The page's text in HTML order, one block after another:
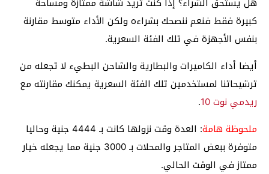
كبيرة فقط فنعم ننصحك بشراءه ولكن الأداء متوسط مقارنة
بنفس الأجهزة في تلك الفئة السعرية.
أيضا أداء الكاميرات والبطارية والشاحن البطيء لا تجعله من
ترشيحاتنا لمستخدمين تلك الفئة السعرية يمكنك مقارنته مع
ريدمي نوت 10
.
ملحوظة هامة
: العدة وقت نزولها كانت بـ 4444 جنية وحاليا
متوفرة ببعض المتاجر والمحلات بـ 3000 جنية مما يجعله خيار
ممتاز في الوقت الحالي.